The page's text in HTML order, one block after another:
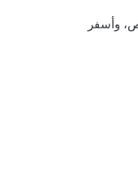
تدمر بريف حمص، وأسفر